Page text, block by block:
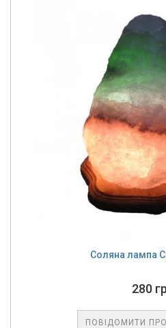
Соляна лампа
280
ПОВІДОМИТИ